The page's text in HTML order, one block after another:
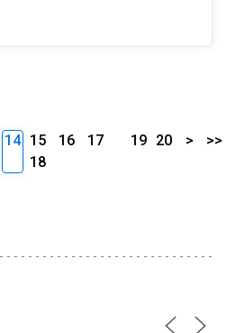
14 15 16
17
18
19 20 > >>